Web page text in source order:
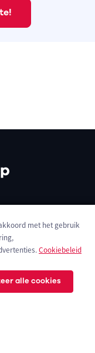
met het gebruik
Cookiebeleid
alle cookies